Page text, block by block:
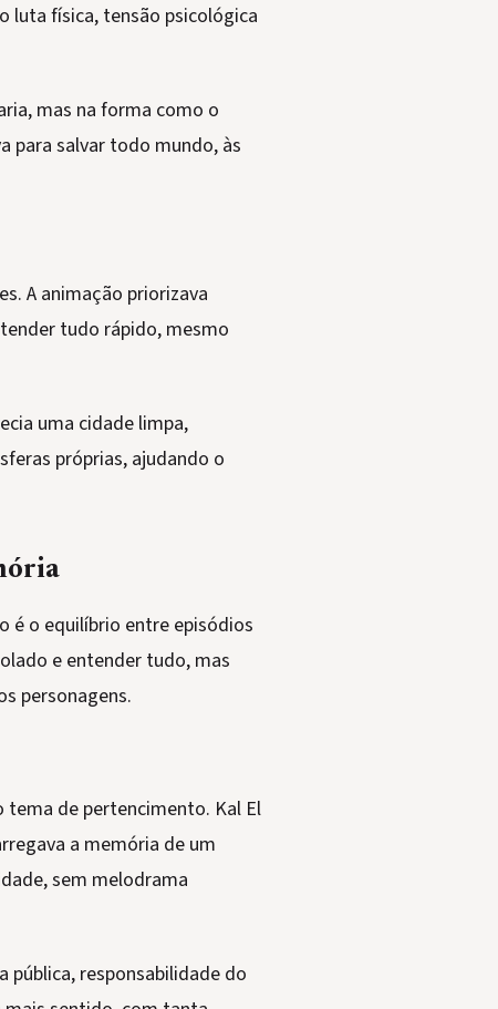
luta física, tensão psicológica
mas na forma como o
para salvar todo mundo, às
A animação priorizava
tudo rápido, mesmo
uma cidade limpa,
próprias, ajudando o
é o equilíbrio entre episódios
e entender tudo, mas
personagens.
tema de pertencimento. Kal El
a memória de um
sem melodrama
responsabilidade do